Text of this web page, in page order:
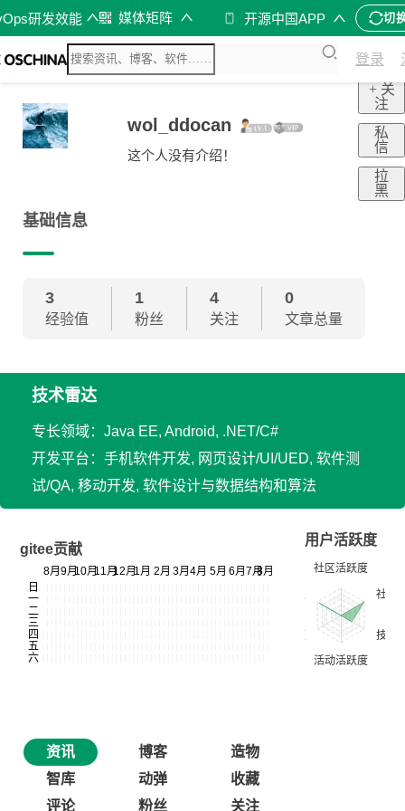
研发效能 媒体矩阵 开源中国APP 切
登录
wol_ddocan
这个人没有介绍！
+ 关
注
私
信
拉
黑
基础信息
3
经验值
1
粉丝
4
关注
0
文章总量
技术雷达
专长领域：Java EE, Android, .NET/C#
开发平台：手机软件开发, 网页设计/UI/UED, 软件测
试/QA, 移动开发, 软件设计与数据结构和算法
gitee贡献
用户活跃度
资讯 博客
造物
智库
动弹
收藏
评论
粉丝 关注